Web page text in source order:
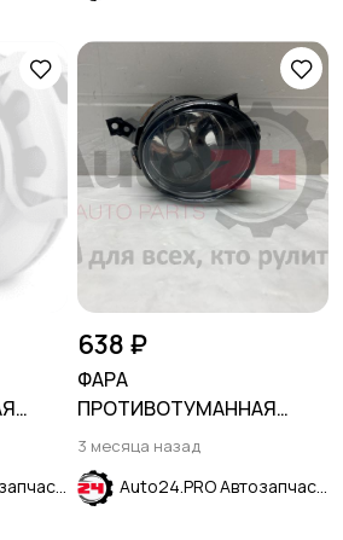
Auto24.PRO Автозапчасти
638 ₽
ФАРА
ПРОТИВОТУМАННАЯ
ПРАВАЯ VOLKSWAGEN
POLO 2011-2014
3 месяца назад
Auto24.PRO Автозапчасти